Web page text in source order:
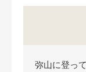
弥山に登っ